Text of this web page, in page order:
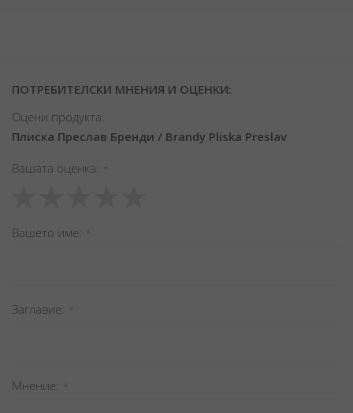
ПОТРЕБИТЕЛСКИ МНЕНИЯ И ОЦЕНКИ:
Оцени продукта:
Плиска Преслав Бренди / Brandy Pliska Preslav
Вашата оценка
star
stars
stars
stars
stars
Вашето име
Заглавиe
Мнение